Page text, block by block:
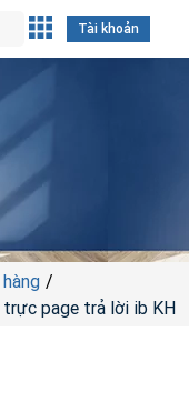
Tài khoản
trực page trả lời ib KH